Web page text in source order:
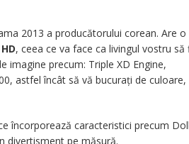
2013 a producătorului corean. Are o
, ceea ce va face ca livingul vostru să
imagine precum: Triple XD Engine,
astfel încât să vă bucurați de culoare,
încorporează caracteristici precum
divertisment pe măsură.